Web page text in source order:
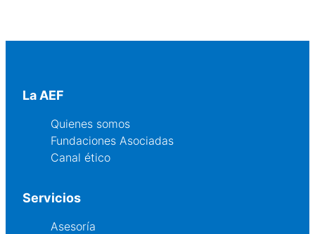
La AEF
Quienes somos
Fundaciones Asociadas
Canal ético
Servicios
Asesoría